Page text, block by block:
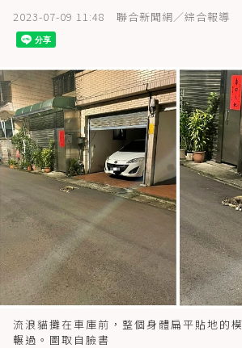
2023-07-09 11:48 聯合新聞網／綜合報導
流浪貓攤在車庫前，整個身體扁平貼地的
輾過。圖取自臉書